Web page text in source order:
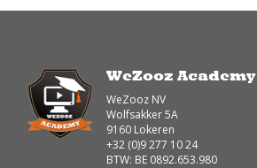
WeZooz Academy
WeZooz NV
Wolfsakker 5A
9160 Lokeren
+32 (0)9 277 10 24
BTW: BE 0892.653.980